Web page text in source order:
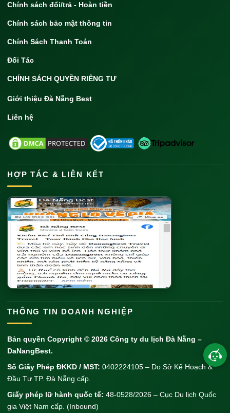
Chính sách đổi/trả - Hoàn tiền
Chính sách bảo mật thông tin
Chính Sách Thanh Toán
Đối Tác
CHÍNH SÁCH QUYỀN RIÊNG TƯ
Giới thiệu Đà Nẵng Best
Liên hệ
HỢP TÁC & LIÊN KẾT
THÔNG TIN DOANH NGHIỆP
Bản quyền Copyright © 2026 Công ty du lịch Đà Nẵng –
DaNangBest.
Số Giấy Phép ĐKKD / MST: 0402224105 – Do Sở Kế Hoạch &
Đầu Tư TP. Đà Nẵng cấp.
Giấy phép lữ hành quốc tế: 48-0528/2026 – Cục Du lịch Quốc
gia Việt Nam cấp. (Inbound)